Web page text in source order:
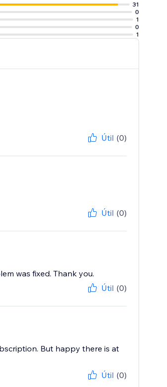
31
0
1
0
1
Útil (0)
Útil (0)
was fixed. Thank you.
Útil (0)
But happy there is at
Útil (0)